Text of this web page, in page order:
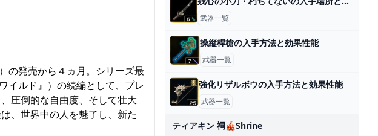
の発売から４ヵ月。シリーズ最
イルド』）の続編として、プレ
圧倒的な自由度、そして壮大
、世界中の人を魅了し、新た
武器一覧
操縦桿槍の入手方法と効果性能
武器一覧
強化リザルボウの入手方法と効果性能
武器一覧
ティアキン 祠🎪shrine